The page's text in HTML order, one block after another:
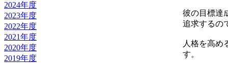
2024年度
2023年度
2022年度
2021年度
2020年度
2019年度
彼の目標達
追求するの
人格を高め
す。